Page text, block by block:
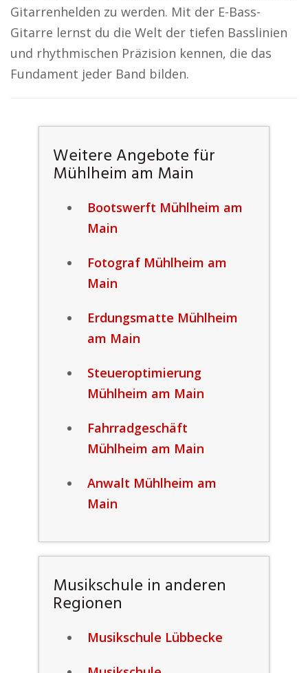
Gitarrenhelden zu werden. Mit der E-Bass-
Gitarre lernst du die Welt der tiefen Basslinien
und rhythmischen Präzision kennen, die das
Fundament jeder Band bilden.
Weitere Angebote für
Mühlheim am Main
Bootswerft Mühlheim am
Main
Fotograf Mühlheim am
Main
Erdungsmatte Mühlheim
am Main
Steueroptimierung
Mühlheim am Main
Fahrradgeschäft
Mühlheim am Main
Anwalt Mühlheim am
Main
Musikschule in anderen
Regionen
Musikschule Lübbecke